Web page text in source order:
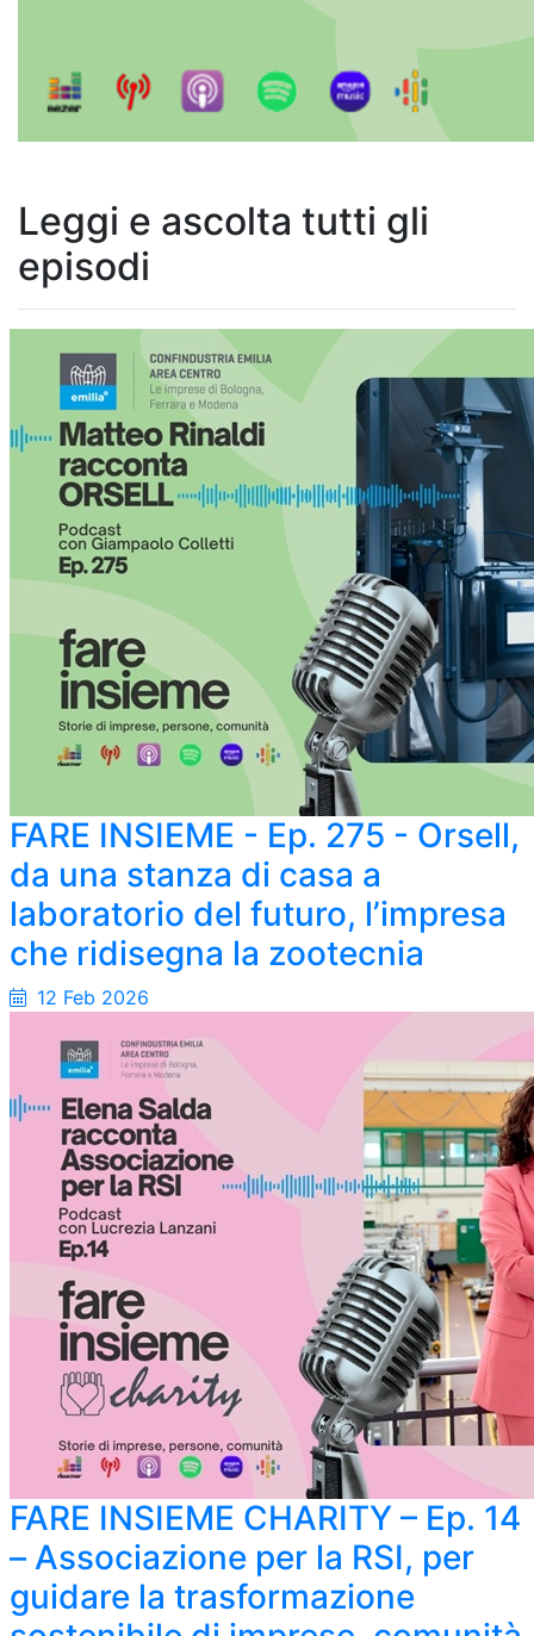
Leggi e ascolta tutti gli
episodi
FARE INSIEME - Ep. 275 - Orsell,
da una stanza di casa a
laboratorio del futuro, l’impresa
che ridisegna la zootecnia
12 Feb 2026
FARE INSIEME CHARITY – Ep. 14
– Associazione per la RSI, per
guidare la trasformazione